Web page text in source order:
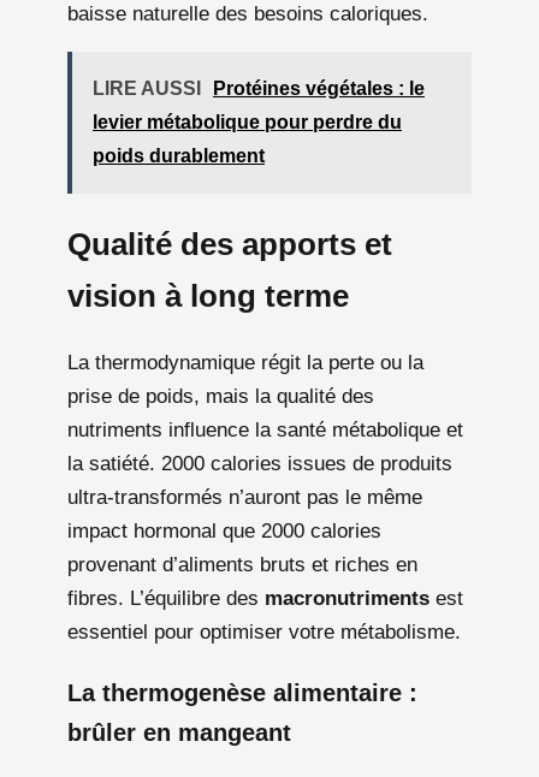
baisse naturelle des besoins caloriques.
LIRE AUSSI
Protéines végétales : le
levier métabolique pour perdre du
poids durablement
Qualité des apports et
vision à long terme
La thermodynamique régit la perte ou la
prise de poids, mais la qualité des
nutriments influence la santé métabolique et
la satiété. 2000 calories issues de produits
ultra-transformés n’auront pas le même
impact hormonal que 2000 calories
provenant d’aliments bruts et riches en
fibres. L’équilibre des macronutriments est
essentiel pour optimiser votre métabolisme.
La thermogenèse alimentaire :
brûler en mangeant